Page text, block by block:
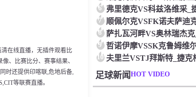
清在线直播，无插件观看比
、比赛比分、赛事结果、
时还提供印喀联,危地后备,
等联赛直播。
6
7
8
9
10
足球新闻 HOT VIDEO